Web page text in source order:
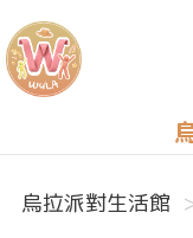
烏拉派對生活館
烏拉派對生活館